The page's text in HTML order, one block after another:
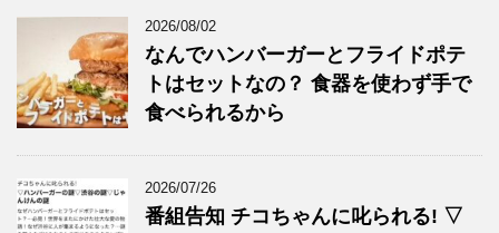
2026/08/02
なんでハンバーガーとフライドポテ
トはセットなの？ 食器を使わず手で
食べられるから
2026/07/26
番組告知 チコちゃんに叱られる! ▽